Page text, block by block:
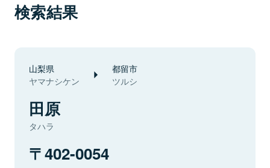
検索結果
山梨県
ヤマナシケン
都留市
ツルシ
田原
タハラ
402-0054